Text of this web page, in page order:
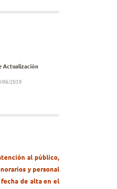
Actualización
06/2019
al público,
y personal
de alta en el